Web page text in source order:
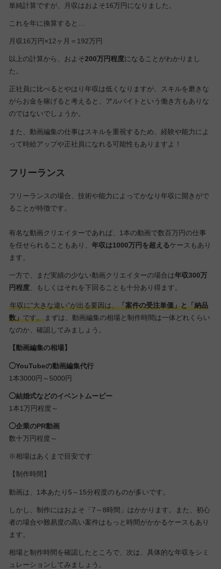
単純計算ですが、月収はおよそ16万円になりました。
これを年に換算すると…
月収16万円×12ヶ月＝192万円
以上の計算から、およそ200万円程度になることがわかりまし
た。
正社員に比べるとやはり年収は低くなりますが、スキルを磨きな
がらお金を稼げると考えると、アルバイトという働き方もありな
のではないでしょうか。
また、動画編集の仕事はスキルを重視するため、経験や能力によ
って時給アップや正社員になれる可能性もありますよ！
フリーランス
フリーランスの場合、技術や能力によってかなり年収に開きがで
ることが特徴です。
有名な動画クリエイターであれば、1本の動画で数百万円の仕事
を任せられることもあり、 年収は1000万円を超えるケースもあり
ます。
一方で、まだ実績の少ない動画クリエイターの場合は年収300万
円程度、もしくはそれを下回ることも十分あり得ます。
年収に”大きな違い”が出る要因は、「案件の受注単価」と「納品
数」です。まずは、動画編集の相場と制作時間は一体どれくらい
なのか、確認してみましょう。
【動画編集の相場】
◯YouTubeの動画編集代行
1本3000円～5000円
◯結婚式などのイベントムービー
1本1万円程度～
◯企業のPR動画
数十万円程度～
※相場はあくまで目安です
【制作時間】
動画は、1本あたり5～15分程度のものが多いです。
しかし、制作にはおよそ「7～8時間」はかかります。また、初心
者の場合や難易度の高い案件はもっと時間がかかるケースもあり
ます。
相場と制作時間を確認したところで、次は、具体的な年収をシミ
ュレーションしてみましょう。